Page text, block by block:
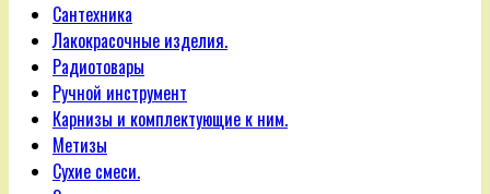
Сантехника
Лакокрасочные изделия.
Радиотовары
Ручной инструмент
Карнизы и комплектующие к ним.
Метизы
Сухие смеси.